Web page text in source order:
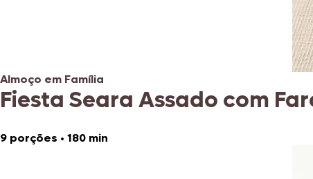
Almoço em Família
Fiesta Seara Assado com
9 porções • 180 min